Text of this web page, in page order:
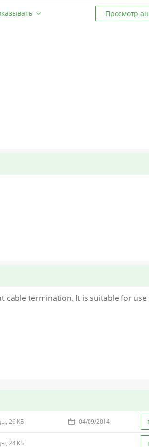
Просмотр
cable termination. It is suitable for
26 КБ 04/09/2014
24 КБ